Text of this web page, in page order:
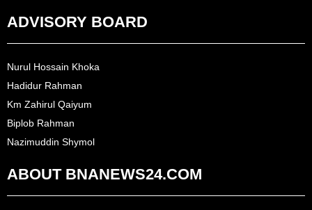
ADVISORY BOARD
Nurul Hossain Khoka
Hadidur Rahman
Km Zahirul Qaiyum
Biplob Rahman
Nazimuddin Shymol
ABOUT BNANEWS24.COM